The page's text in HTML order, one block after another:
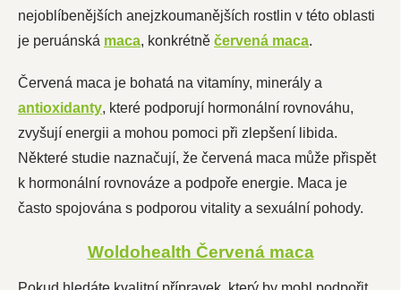
nejoblíbenějších anejzkoumanějších rostlin v této oblasti
je peruánská maca, konkrétně červená maca.
Červená maca je bohatá na vitamíny, minerály a
antioxidanty, které podporují hormonální rovnováhu,
zvyšují energii a mohou pomoci při zlepšení libida.
Některé studie naznačují, že červená maca může přispět
k hormonální rovnováze a podpoře energie. Maca je
často spojována s podporou vitality a sexuální pohody.
Woldohealth Červená maca